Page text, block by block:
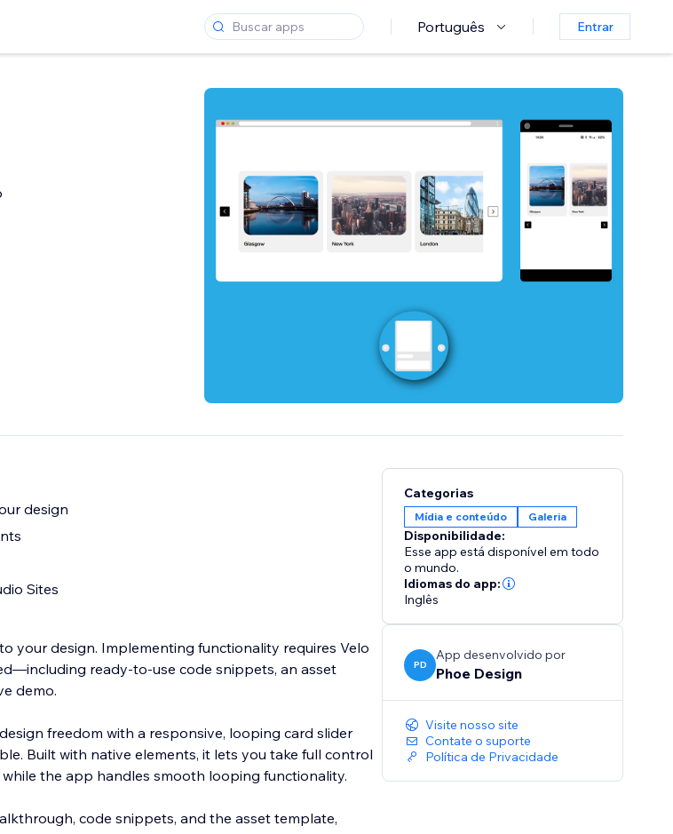
Português Entrar
design
Sites
your design. Implementing functionality requires Velo
ready-to-use code snippets, an asset
demo.
freedom with a responsive, looping card slider
Built with native elements, it lets you take full control
the app handles smooth looping functionality.
code snippets, and the asset template,
Categorias
Mídia e conteúdo Galeria
Disponibilidade:
Esse app está disponível em todo
o mundo.
Idiomas do app:
Inglês
PD
App desenvolvido por
Phoe Design
Visite nosso site
Contate o suporte
Política de Privacidade